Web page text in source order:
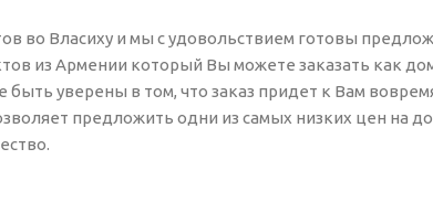
во Власиху и мы с удовольствием готовы
из Армении который Вы можете заказать как
уверены в том, что заказ придет к Вам
предложить одни из самых низких цен на